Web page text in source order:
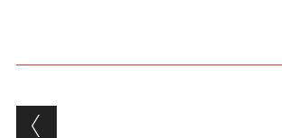
Post navigation